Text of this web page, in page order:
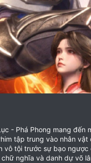
- Phá Phong mang
tập trung vào nhân
vô tội trước sự bạo
nghĩa và danh dự võ